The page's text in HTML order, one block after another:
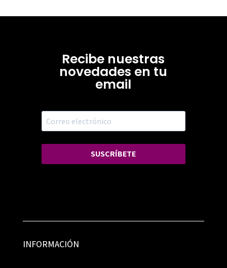
Recibe nuestras
novedades en tu
email
SUSCRÍBETE
INFORMACIÓN